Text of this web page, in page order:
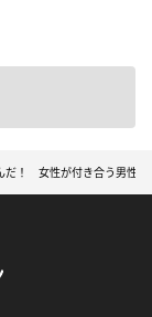
だ！ 女性が付き合う男性